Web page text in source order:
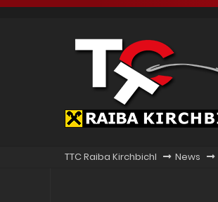
TTC Raiba Kirchbichl News